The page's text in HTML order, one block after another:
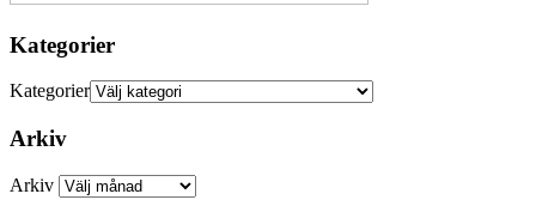
Kategorier
Kategorier
Arkiv
Arkiv